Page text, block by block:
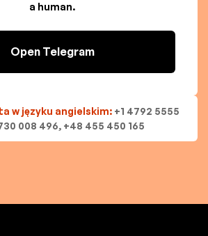
a human.
Open Telegram
w języku angielskim: +1 4792 5555
008 496, +48 455 450 165